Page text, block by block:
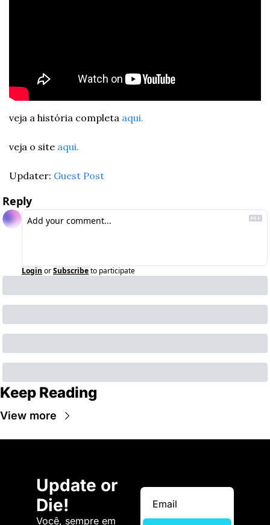
veja a história completa aqui.
veja o site aqui.
Updater: Guest Post
Reply
Login orSubscribeto participate
Keep Reading
View more
Update or
Die!
Você, sempre em